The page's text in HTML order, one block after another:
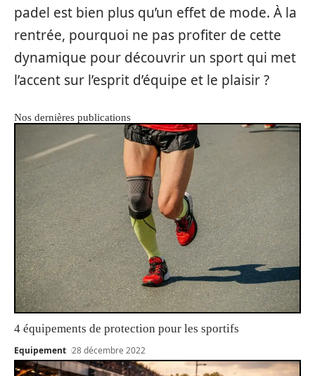
padel est bien plus qu’un effet de mode. À la
rentrée, pourquoi ne pas profiter de cette
dynamique pour découvrir un sport qui met
l’accent sur l’esprit d’équipe et le plaisir ?
Nos dernières publications
4 équipements de protection pour les sportifs
Equipement 28 décembre 2022